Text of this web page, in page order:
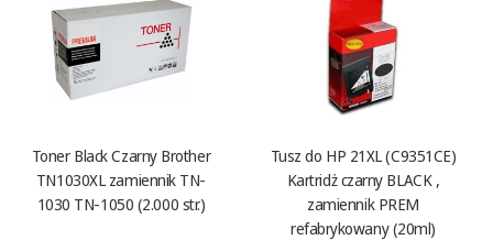
Toner Black Czarny Brother
TN1030XL zamiennik TN-
1030 TN-1050 (2.000 str.)
Tusz do HP 21XL (C9351CE)
Kartridż czarny BLACK ,
zamiennik PREM
refabrykowany (20ml)